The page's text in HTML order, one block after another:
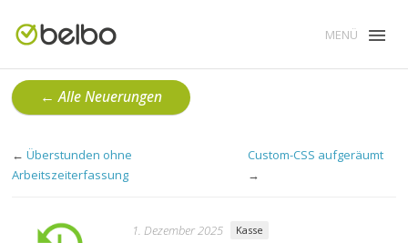
MENÜ
← Alle Neuerungen
← Überstunden ohne
Arbeitszeiterfassung
Custom-CSS aufgeräumt
→
1. Dezember 2025 Kasse